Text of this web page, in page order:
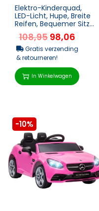
Elektro-Kinderquad,
LED-Licht, Hupe, Breite
Reifen, Bequemer Sitz,
Rutschfeste Griffe,
Rosa
108,95 98,06
Gratis verzending
& retourneren!
In Winkelwagen
-10%